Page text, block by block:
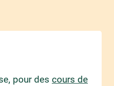
pour des cours de